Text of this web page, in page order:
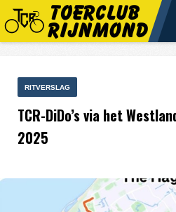
RITVERSLAG
TCR-DiDo’s via het
2025